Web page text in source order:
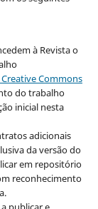
à Revista o
Creative Commons
do trabalho
inicial nesta
adicionais
da versão do
em repositório
reconhecimento